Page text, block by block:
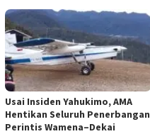
Usai Insiden Yahukimo, AMA
Hentikan Seluruh Penerbangan
Perintis Wamena–Dekai